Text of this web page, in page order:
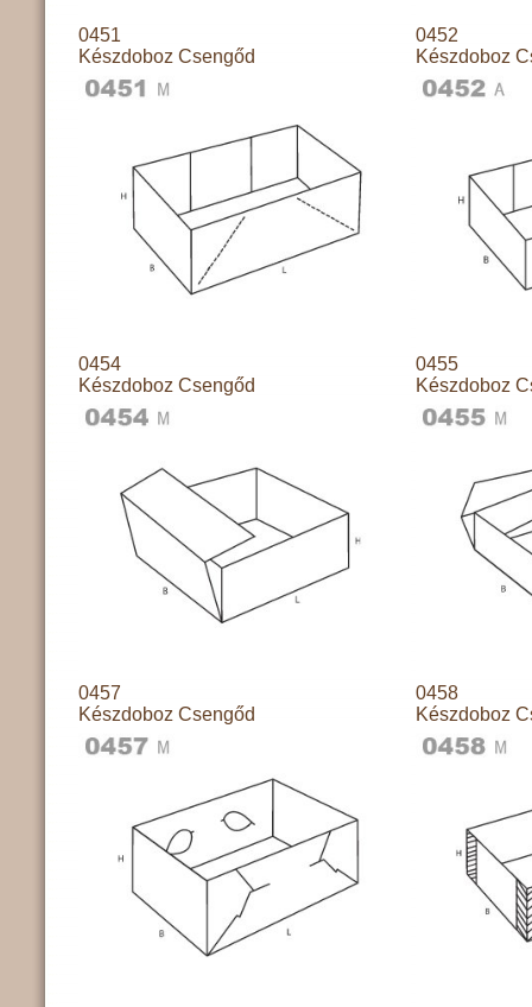
0451
Készdoboz Csengőd
0452
Készdoboz
0454
Készdoboz Csengőd
0455
Készdoboz
0457
Készdoboz Csengőd
0458
Készdoboz